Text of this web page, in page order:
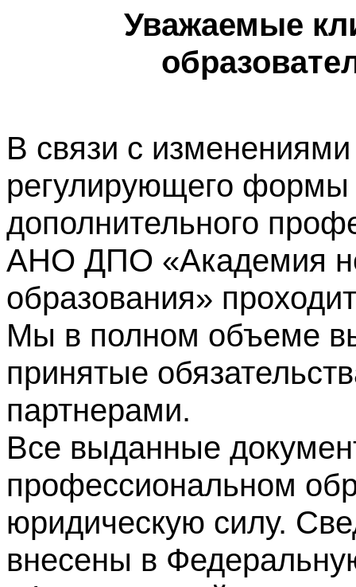
Уважаемые
В связи с изменениями
регулирующего формы
дополнительного
АНО ДПО «Академия
образования»
Мы в полном объеме
принятые
партнерами.
Все выданные
профессиональном
юридическую силу.
внесены в